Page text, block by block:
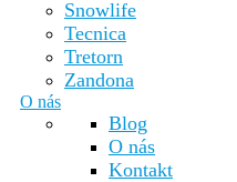
Snowlife
Tecnica
Tretorn
Zandona
O nás
Blog
O nás
Kontakt